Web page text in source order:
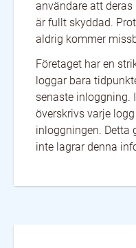
användare att
är fullt skyddad.
aldrig kommer
Företaget har en
loggar bara
senaste inloggning.
överskrivs varje
inloggningen. Detta
inte lagrar denna